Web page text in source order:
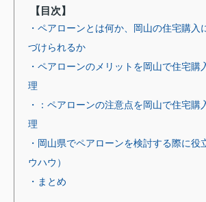
【目次】
・ペアローンとは何か、岡山の住宅購入
づけられるか
・ペアローンのメリットを岡山で住宅購
理
・：ペアローンの注意点を岡山で住宅購
理
・岡山県でペアローンを検討する際に役
ウハウ）
・まとめ